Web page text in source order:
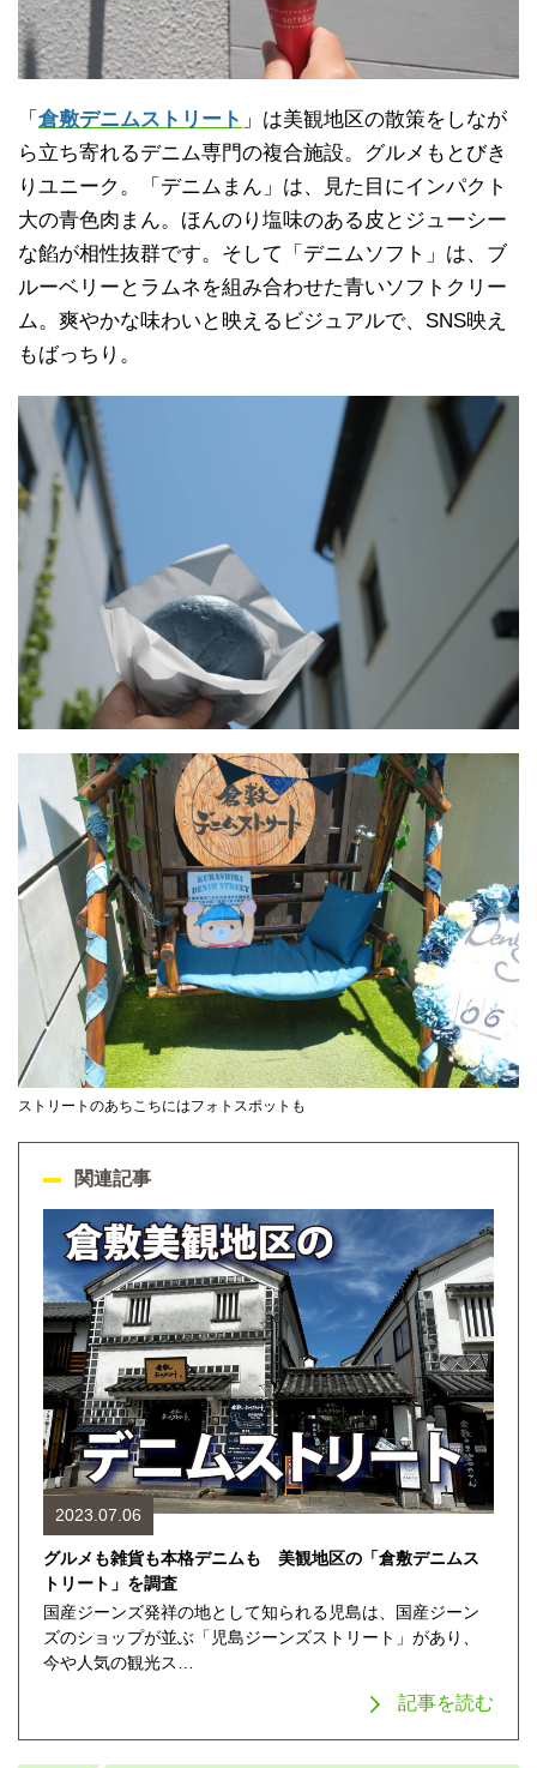
「 倉敷デニムストリート 」は美観地区の散策をしなが
ら立ち寄れるデニム専門の複合施設。グルメもとびき
りユニーク。「デニムまん」は、見た目にインパクト
大の青色肉まん。ほんのり塩味のある皮とジューシー
な餡が相性抜群です。そして「デニムソフト」は、ブ
ルーベリーとラムネを組み合わせた青いソフトクリー
ム。爽やかな味わいと映えるビジュアルで、SNS映え
もばっちり。
ストリートのあちこちにはフォトスポットも
関連記事
2023.07.06
グルメも雑貨も本格デニムも 美観地区の「倉敷デニムス
トリート」を調査
国産ジーンズ発祥の地として知られる児島は、国産ジーン
ズのショップが並ぶ「児島ジーンズストリート」があり、
今や人気の観光ス…
記事を読む